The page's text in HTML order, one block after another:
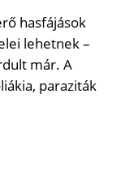
hasfájások
lehetnek –
már. A
paraziták